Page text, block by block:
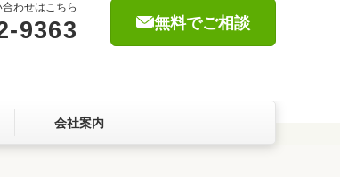
屋根・外壁
る、価値・性能向上
わせはこちら
9363 無料でご相談
会社案内